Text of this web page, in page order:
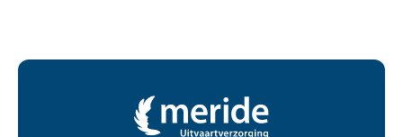
Contactgegevens en footer menu van Meride